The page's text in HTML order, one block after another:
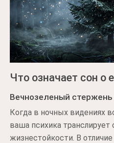
Что означает сон о
Вечнозеленый
Когда в ночных видениях
ваша психика транслирует
жизнестойкости. В